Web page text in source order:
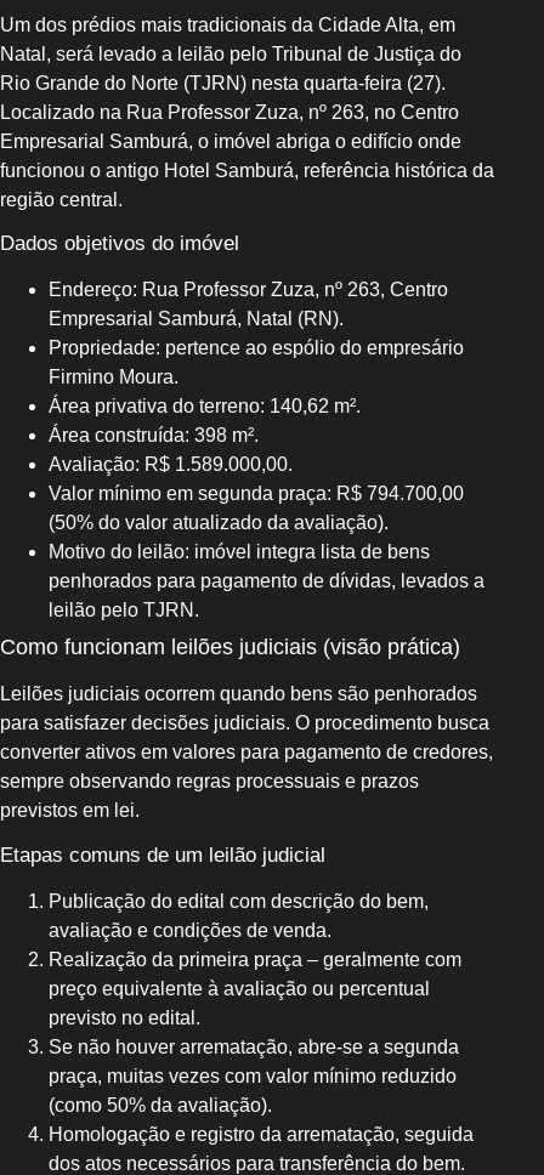
Um dos prédios mais tradicionais da Cidade Alta, em
Natal, será levado a leilão pelo Tribunal de Justiça do
Rio Grande do Norte (TJRN) nesta quarta-feira (27).
Localizado na Rua Professor Zuza, nº 263, no Centro
Empresarial Samburá, o imóvel abriga o edifício onde
funcionou o antigo Hotel Samburá, referência histórica da
região central.
Dados objetivos do imóvel
Endereço: Rua Professor Zuza, nº 263, Centro
Empresarial Samburá, Natal (RN).
Propriedade: pertence ao espólio do empresário
Firmino Moura.
Área privativa do terreno: 140,62 m².
Área construída: 398 m².
Avaliação: R$ 1.589.000,00.
Valor mínimo em segunda praça: R$ 794.700,00
(50% do valor atualizado da avaliação).
Motivo do leilão: imóvel integra lista de bens
penhorados para pagamento de dívidas, levados a
leilão pelo TJRN.
Como funcionam leilões judiciais (visão prática)
Leilões judiciais ocorrem quando bens são penhorados
para satisfazer decisões judiciais. O procedimento busca
converter ativos em valores para pagamento de credores,
sempre observando regras processuais e prazos
previstos em lei.
Etapas comuns de um leilão judicial
Publicação do edital com descrição do bem,
avaliação e condições de venda.
Realização da primeira praça – geralmente com
preço equivalente à avaliação ou percentual
previsto no edital.
Se não houver arrematação, abre-se a segunda
praça, muitas vezes com valor mínimo reduzido
(como 50% da avaliação).
Homologação e registro da arrematação, seguida
dos atos necessários para transferência do bem.